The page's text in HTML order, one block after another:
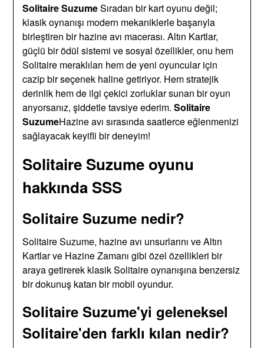
Solitaire SuzumeSıradan bir kart oyunu değil;
klasik oynanışı modern mekaniklerle başarıyla
birleştiren bir hazine avı macerası. Altın Kartlar,
güçlü bir ödül sistemi ve sosyal özellikler, onu hem
Solitaire meraklıları hem de yeni oyuncular için
cazip bir seçenek haline getiriyor. Hem stratejik
derinlik hem de ilgi çekici zorluklar sunan bir oyun
arıyorsanız, şiddetle tavsiye ederim.Solitaire
SuzumeHazine avı sırasında saatlerce eğlenmenizi
sağlayacak keyifli bir deneyim!
Solitaire Suzume oyunu
hakkında SSS
Solitaire Suzume nedir?
Solitaire Suzume, hazine avı unsurlarını ve Altın
Kartlar ve Hazine Zamanı gibi özel özellikleri bir
araya getirerek klasik Solitaire oynanışına benzersiz
bir dokunuş katan bir mobil oyundur.
Solitaire Suzume'yi geleneksel
Solitaire'den farklı kılan nedir?